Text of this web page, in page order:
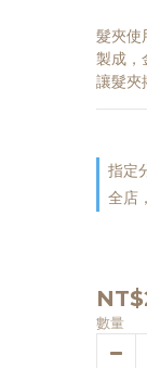
髮夾使
製成，
讓髮夾
指定
全店
數量